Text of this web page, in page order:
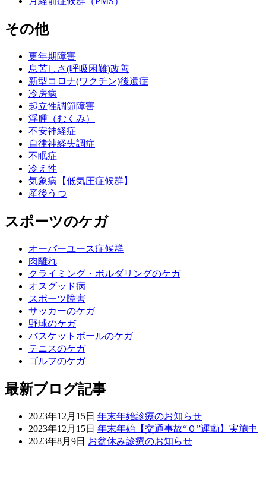
その他
更年期障害
息苦しさ(呼吸困難)改善
新型コロナ(ワクチン)後遺症
冷房病
起立性調節障害
浮腫（むくみ）
不安神経症
自律神経失調症
不眠症
冷え性
気象病【低気圧症候群】
産後うつ
スポーツのケガ
オーバーユース症候群
肉離れ
クライミング・ボルダリングのケガ
オスグッド病
スポーツ障害
サッカーのケガ
野球のケガ
バスケットボールのケガ
テニスのケガ
ゴルフのケガ
最新ブログ記事
2023年12月15日 年末年始診療のお知らせ
2023年12月15日 年末年始【交通事故“０”運動】実施中
2023年8月9日 お盆休み診療のお知らせ